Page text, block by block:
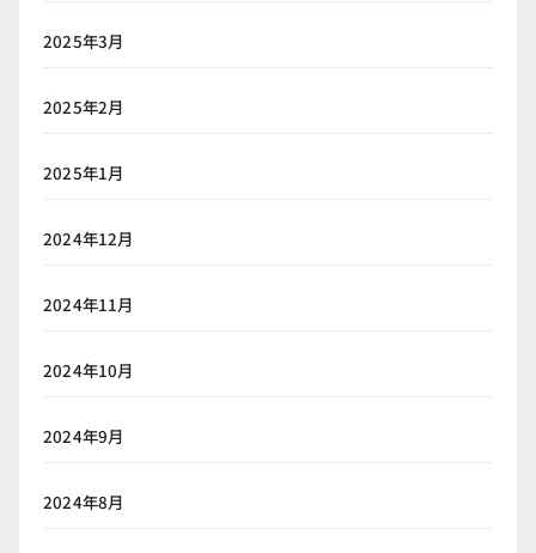
2025年3月
2025年2月
2025年1月
2024年12月
2024年11月
2024年10月
2024年9月
2024年8月